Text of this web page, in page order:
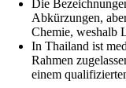
Die
Abkürzungen,
Chemie, weshalb
In Thailand ist
Rahmen
einem